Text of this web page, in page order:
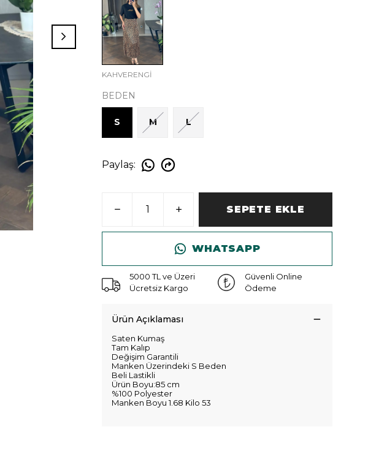
KAHVERENGİ
BEDEN
S M L
Paylaş:
SEPETE EKLE
WHATSAPP
5000 TL ve Üzeri
Ücretsiz Kargo
Güvenli Online
Ödeme
Ürün Açıklaması
Saten Kumaş
Tam Kalıp
Değişim Garantili
Manken Üzerindeki S Beden
Beli Lastikli
Ürün Boyu:85 cm
%100 Polyester
Manken Boyu 1.68 Kilo 53